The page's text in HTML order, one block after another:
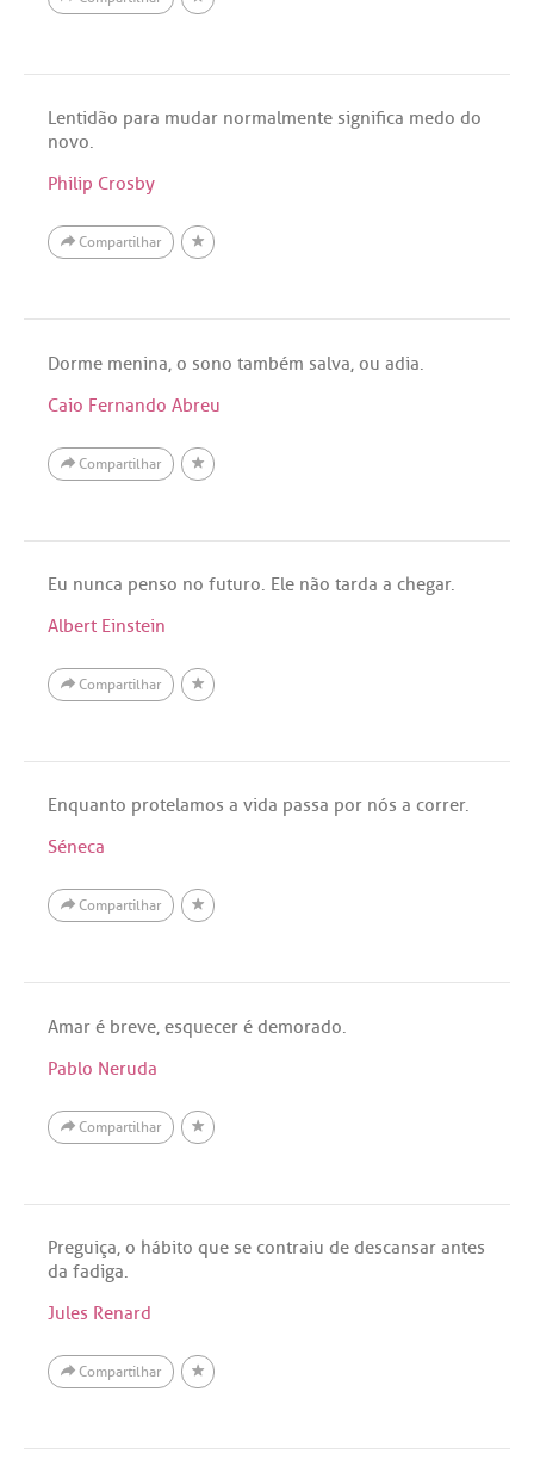
Lentidão para mudar normalmente significa medo do
novo.
Philip Crosby
Compartilhar
Dorme menina, o sono também salva, ou adia.
Caio Fernando Abreu
Compartilhar
Eu nunca penso no futuro. Ele não tarda a chegar.
Albert Einstein
Compartilhar
Enquanto protelamos a vida passa por nós a correr.
Séneca
Compartilhar
Amar é breve, esquecer é demorado.
Pablo Neruda
Compartilhar
Preguiça, o hábito que se contraiu de descansar antes
da fadiga.
Jules Renard
Compartilhar